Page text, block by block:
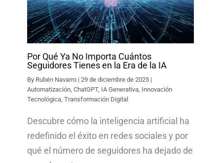
Por Qué Ya No Importa Cuántos
Seguidores Tienes en la Era de la IA
By Rubén Navarro |29 de diciembre de 2025 |
Automatización,ChatGPT, IA Generativa, Innovación
Tecnológica,Transformación Digital
Descubre cómo la inteligencia artificial ha
redefinido el éxito en redes sociales y por
qué el número de seguidores ha dejado de